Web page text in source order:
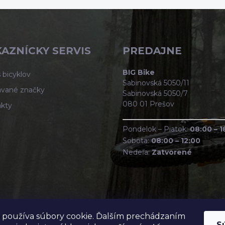
súbory cookie. Ďalším prechádzaním
SERVIS
bicyklov
značky
PREDAJNE
BIG Bike
Sabinovská 5050/11
Sabinovská 5050/7
080 01 Prešov
Pondelok – Piatok:08:00 –
Sobota:08:00 – 12:00
Nedeľa:Zatvorené